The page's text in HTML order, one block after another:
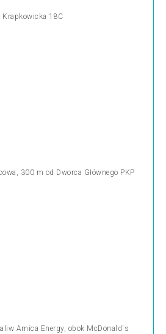
18C
300 m od Dworca Głównego PKP
Amica Energy, obok McDonald's